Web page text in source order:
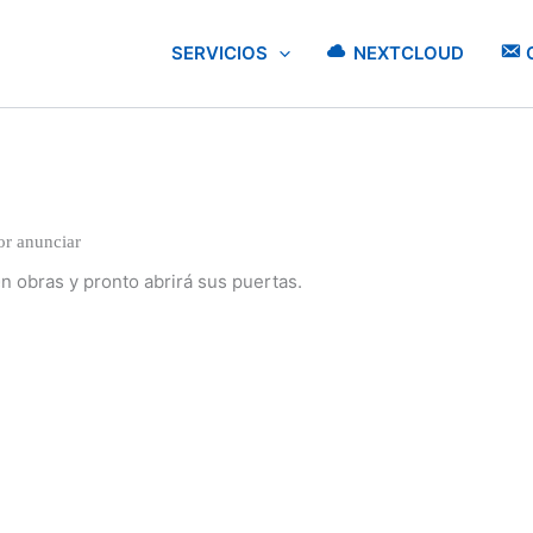
SERVICIOS NEXTCLOUD
anunciar
obras y pronto abrirá sus puertas.